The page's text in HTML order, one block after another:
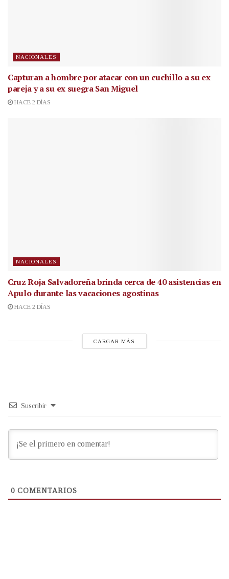
NACIONALES
Capturan a hombre por atacar con un cuchillo a su ex
pareja y a su ex suegra San Miguel
HACE 2 DÍAS
NACIONALES
Cruz Roja Salvadoreña brinda cerca de 40 asistencias en
Apulo durante las vacaciones agostinas
HACE 2 DÍAS
CARGAR MÁS
Suscribir
0 COMENTARIOS